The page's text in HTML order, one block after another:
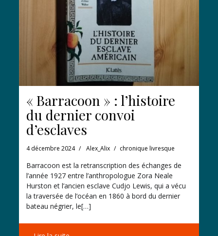
« Barracoon » : l’histoire
du dernier convoi
d’esclaves
4 décembre 2024 Alex_Alix chronique livresque
Barracoon est la retranscription des échanges de
l’année 1927 entre l’anthropologue Zora Neale
Hurston et l’ancien esclave Cudjo Lewis, qui a vécu
la traversée de l’océan en 1860 à bord du dernier
bateau négrier, le[…]